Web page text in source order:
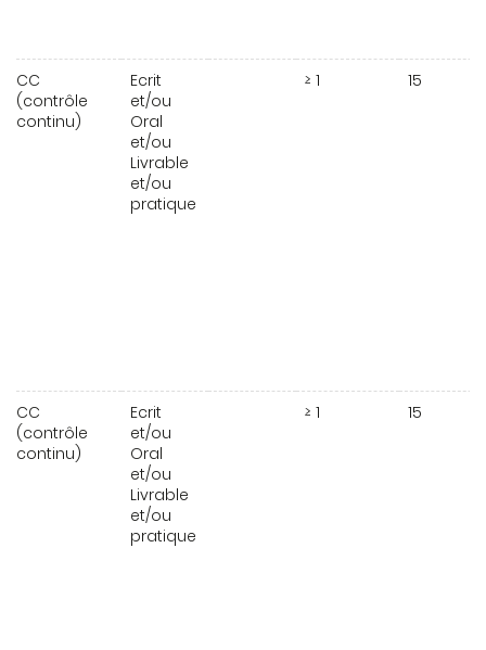
CC
(contrôle
continu)
Ecrit
et/ou
Oral
et/ou
Livrable
et/ou
pratique
≥ 1 15
CC
(contrôle
continu)
Ecrit
et/ou
Oral
et/ou
Livrable
et/ou
pratique
≥ 1 15